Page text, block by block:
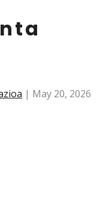
| May 20, 2026